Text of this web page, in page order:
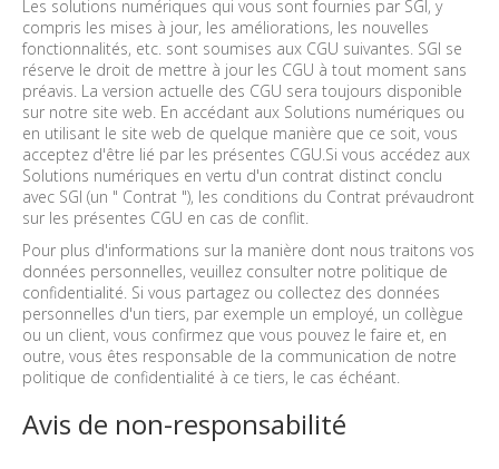
Les solutions numériques qui vous sont fournies par SGI, y
compris les mises à jour, les améliorations, les nouvelles
fonctionnalités, etc. sont soumises aux CGU suivantes. SGI se
réserve le droit de mettre à jour les CGU à tout moment sans
préavis. La version actuelle des CGU sera toujours disponible
sur notre site web. En accédant aux Solutions numériques ou
en utilisant le site web de quelque manière que ce soit, vous
acceptez d'être lié par les présentes CGU.Si vous accédez aux
Solutions numériques en vertu d'un contrat distinct conclu
avec SGI (un " Contrat "), les conditions du Contrat prévaudront
sur les présentes CGU en cas de conflit.
Pour plus d'informations sur la manière dont nous traitons vos
données personnelles, veuillez consulter notre politique de
confidentialité. Si vous partagez ou collectez des données
personnelles d'un tiers, par exemple un employé, un collègue
ou un client, vous confirmez que vous pouvez le faire et, en
outre, vous êtes responsable de la communication de notre
politique de confidentialité à ce tiers, le cas échéant.
Avis de non-responsabilité